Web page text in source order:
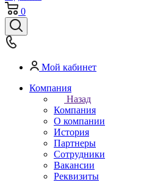
0
Мой кабинет
Компания
Назад
Компания
О компании
История
Партнеры
Сотрудники
Вакансии
Реквизиты